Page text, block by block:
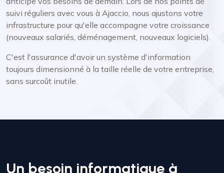
suivi réguliers avec vous à Ajaccio, nous ajustons votre
infrastructure pour qu'elle accompagne votre croissance
(nouveaux salariés, déménagement, nouveaux logiciels).
C'est l'assurance d'avoir un système d'information
toujours dimensionné à la taille réelle de votre entreprise,
sans surcoût inutile.
Un besoin informatique à